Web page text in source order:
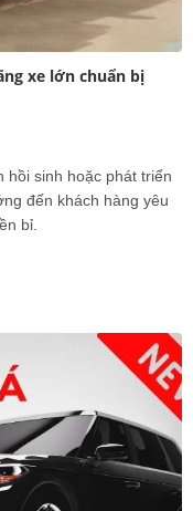
xe lớn chuẩn bị
hồi sinh hoặc phát triển
đến khách hàng yêu
bỉ.